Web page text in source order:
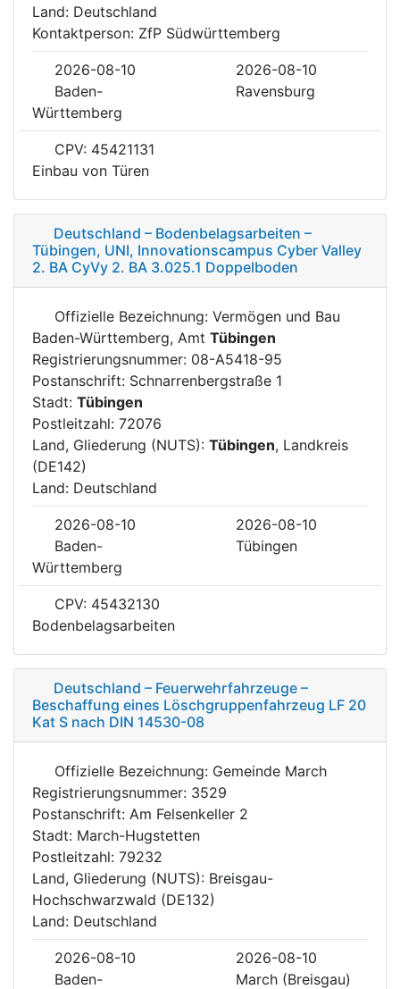
Land: Deutschland
Kontaktperson: ZfP Südwürttemberg
2026-08-10
2026-08-10
Baden-
Württemberg
Ravensburg
CPV: 45421131
Einbau von Türen
Deutschland – Bodenbelagsarbeiten –
Tübingen, UNI, Innovationscampus Cyber Valley
2. BA CyVy 2. BA 3.025.1 Doppelboden
Offizielle Bezeichnung: Vermögen und Bau
Baden-Württemberg, Amt Tübingen
Registrierungsnummer: 08-A5418-95
Postanschrift: Schnarrenbergstraße 1
Stadt: Tübingen
Postleitzahl: 72076
Land, Gliederung (NUTS): Tübingen, Landkreis
(DE142)
Land: Deutschland
2026-08-10
2026-08-10
Baden-
Württemberg
Tübingen
CPV: 45432130
Bodenbelagsarbeiten
Deutschland – Feuerwehrfahrzeuge –
Beschaffung eines Löschgruppenfahrzeug LF 20
Kat S nach DIN 14530-08
Offizielle Bezeichnung: Gemeinde March
Registrierungsnummer: 3529
Postanschrift: Am Felsenkeller 2
Stadt: March-Hugstetten
Postleitzahl: 79232
Land, Gliederung (NUTS): Breisgau-
Hochschwarzwald (DE132)
Land: Deutschland
2026-08-10
2026-08-10
Baden-
March (Breisgau)